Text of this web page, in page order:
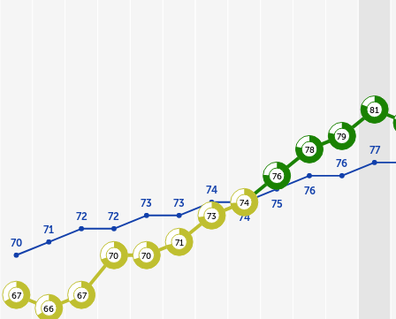
70
71
72 72
73 73
74
74
75
76
76
77
67
66
67
70 70
71
73
74
76
78
79
81